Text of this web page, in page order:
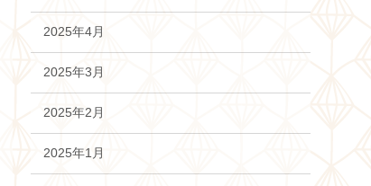
2025年4月
2025年3月
2025年2月
2025年1月